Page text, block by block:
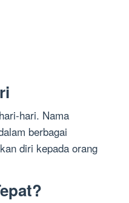
hari. Nama
berbagai
diri kepada orang